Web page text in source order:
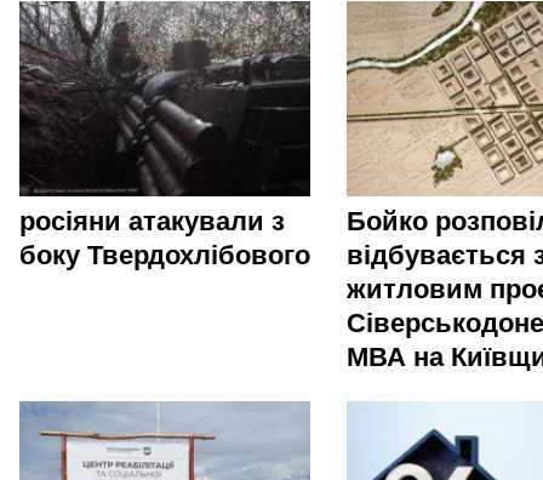
росіяни атакували з
боку Твердохлібового
Бойко
відбувається
житловим
МВА на